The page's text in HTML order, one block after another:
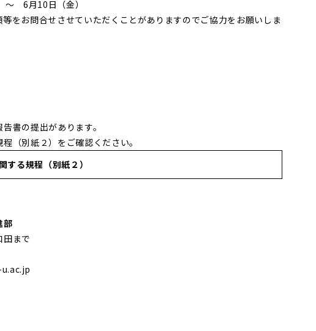
6月10日（金）
をお問合せさせていただくことがありますのでご協力をお願いしま
書の提出があります。
（別紙２）をご確認ください。
する規程（別紙２）
部
まで